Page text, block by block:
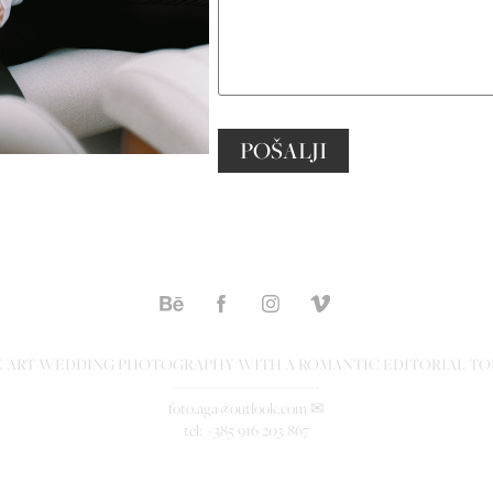
POŠALJI
ART WEDDING PHOTOGRAPHY WITH A ROMANTIC EDITORIAL
foto.aga@outlook.com ✉
tel: +385 916 203 867